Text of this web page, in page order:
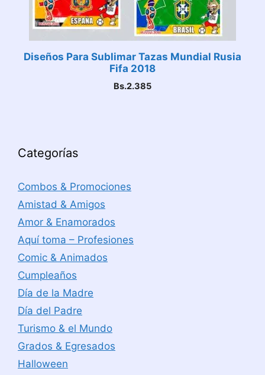
Diseños Para Sublimar Tazas Mundial Rusia
Fifa 2018
Bs.2.385
Categorías
Combos & Promociones
Amistad & Amigos
Amor & Enamorados
Aquí toma – Profesiones
Comic & Animados
Cumpleaños
Día de la Madre
Día del Padre
Turismo & el Mundo
Grados & Egresados
Halloween